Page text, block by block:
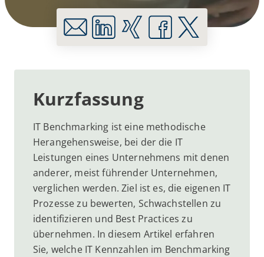
Kurzfassung
IT Benchmarking ist eine methodische
Herangehensweise, bei der die IT
Leistungen eines Unternehmens mit denen
anderer, meist führender Unternehmen,
verglichen werden. Ziel ist es, die eigenen IT
Prozesse zu bewerten, Schwachstellen zu
identifizieren und Best Practices zu
übernehmen. In diesem Artikel erfahren
Sie, welche IT Kennzahlen im Benchmarking